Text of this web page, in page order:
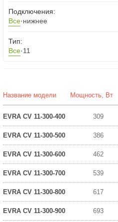
Подключения:
Все·нижнее
Тип:
Все·11
Название модели Мощность, Вт
EVRA CV 11-300-400 309
EVRA CV 11-300-500 386
EVRA CV 11-300-600 462
EVRA CV 11-300-700 539
EVRA CV 11-300-800 617
EVRA CV 11-300-900 693